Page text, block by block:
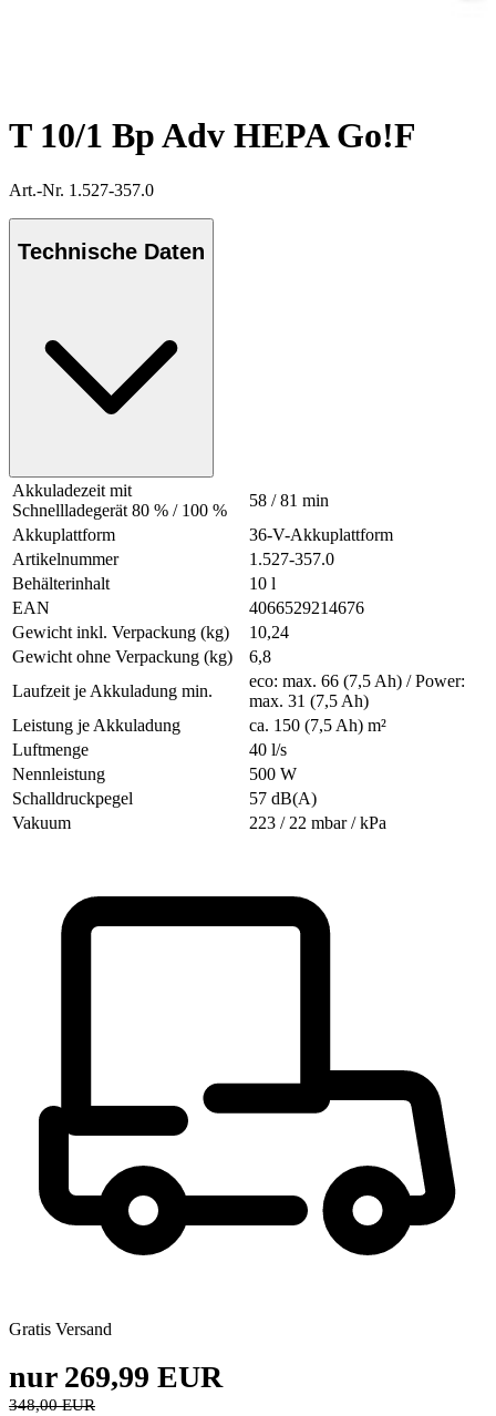
T 10/1 Bp Adv HEPA Go!F
Art.-Nr. 1.527-357.0
Technische Daten
Akkuladezeit mit
Schnellladegerät 80 % / 100 %
58 / 81 min
Akkuplattform
36-V-Akkuplattform
Artikelnummer
1.527-357.0
Behälterinhalt
10 l
EAN
4066529214676
Gewicht inkl. Verpackung (kg)
10,24
Gewicht ohne Verpackung (kg)
6,8
Laufzeit je Akkuladung min.
eco: max. 66 (7,5 Ah) / Power:
max. 31 (7,5 Ah)
Leistung je Akkuladung
ca. 150 (7,5 Ah) m²
Luftmenge
40 l/s
Nennleistung
500 W
Schalldruckpegel
57 dB(A)
Vakuum
223 / 22 mbar / kPa
Gratis Versand
nur 269,99 EUR
348,00 EUR